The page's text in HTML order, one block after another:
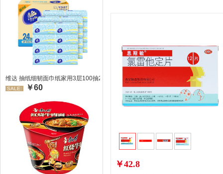
维达 抽纸细韧面巾纸家用3层100抽24包/箱 超值装 偏远地区不发货偏远地区:(含
SALE: ￥60
￥42.8